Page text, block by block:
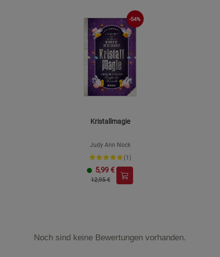
-54%
Kristallmagie
Judy Ann Nock
(1)
5,99 €
12,95 €
Noch sind keine Bewertungen vorhanden.